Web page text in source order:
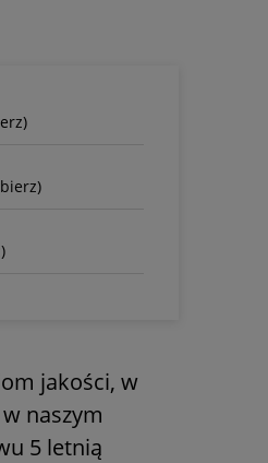
jakości, w
naszym
5 letnią